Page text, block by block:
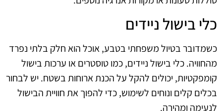
כלי בישול ניידים
כשמדובר בטיול משפחתי בטבע, אוכל הוא חלק בלתי נפרד
מהחוויה. כלי בישול ניידים, כמו טוסטרים או ערכות בישול
קומפקטיות, יכולים להקל על הכנת ארוחות בשטח. יש לבחור
בכלים קלים ונוחים לשימוש, כדי להפוך את חוויית הבישול
לנעימה ומהירה.